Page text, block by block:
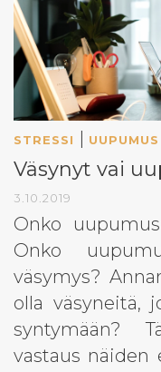
STRESSI | UUPUMUS
Väsynyt vai
3.10.2019
Onko
Onko
väsymys?
olla väsyneitä,
syntymään?
vastaus näiden